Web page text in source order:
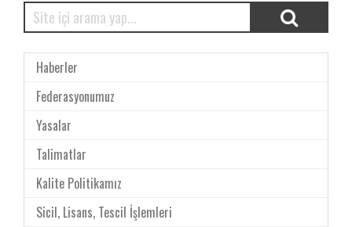
Haberler
Federasyonumuz
Yasalar
Talimatlar
Kalite Politikamız
Sicil, Lisans, Tescil İşlemleri